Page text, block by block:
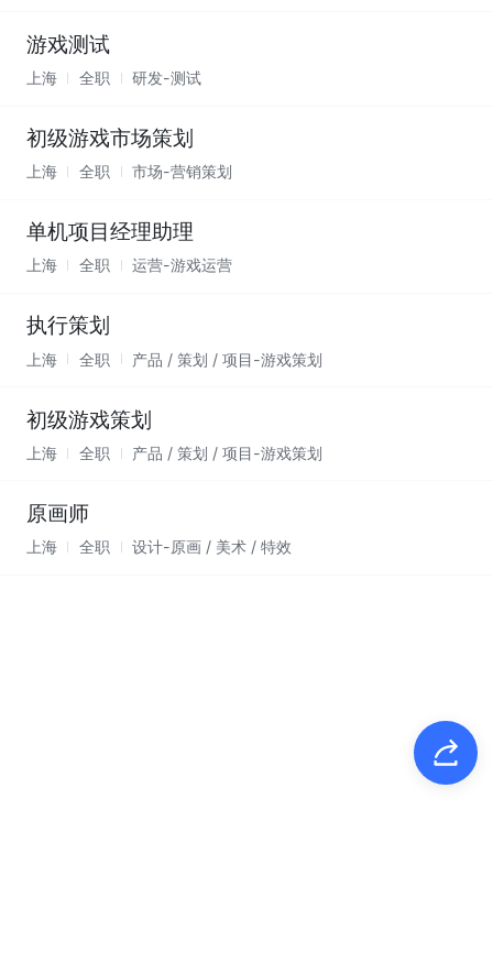
游戏测试
上海 全职 研发-测试
初级游戏市场策划
上海 全职 市场-营销策划
单机项目经理助理
上海 全职 运营-游戏运营
执行策划
上海 全职 产品 / 策划 / 项目-游戏策划
初级游戏策划
上海 全职 产品 / 策划 / 项目-游戏策划
原画师
上海 全职 设计-原画 / 美术 / 特效